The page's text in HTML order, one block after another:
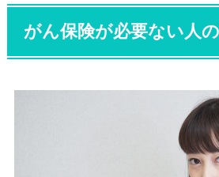
がん保険が必要ない人